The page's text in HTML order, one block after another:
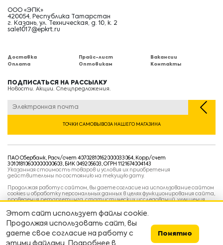
ООО «ЭПК»
420054, Республика Татарстан
г. Казань, ул. Техническая, д. 10, к. 2
sale1017@epkrt.ru
Доставка
Оплата
Прайс-лист
Оптовикам
Вакансии
Контакты
ПОДПИСАТЬСЯ НА РАССЫЛКУ
Новости. Акции. Спецпредложения.
ТОЧКИ САМОВЫВОЗА НАШЕГО МАГАЗИНА
ПАО Сбербанк, Расч/счет 40702810162000033064, Корр/счет
30101810600000000603, БИК 049205603, ОГРН 1121674004143
Указанная стоимость товаров и условия их приобретения
действительны по состоянию на текущую дату.
Продолжая работу с сайтом, вы даете согласие на использование сайтом
cookies и обработку персональных данных в целях функционирования сайта,
проведения ретаргетинга, статистических исследований, улучшения
ваших предпочтений и интересов.
Политика конфиденциальности
Условия пользовательского соглашения
Условия продажи
Этот сайт использует файлы cookie.
Продолжая использовать сайт, вы
даете свое согласие на работу с
этими файлами. Подробнее в
Понятно